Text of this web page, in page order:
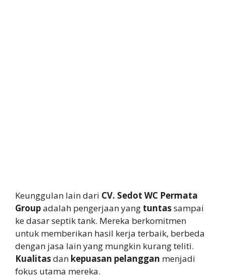
Keunggulan lain dari CV. Sedot WC Permata
Groupadalah pengerjaan yang tuntassampai
ke dasar septik tank. Mereka berkomitmen
untuk memberikan hasil kerja terbaik, berbeda
dengan jasa lain yang mungkin kurang teliti.
Kualitasdan kepuasan pelanggan menjadi
fokus utama mereka.